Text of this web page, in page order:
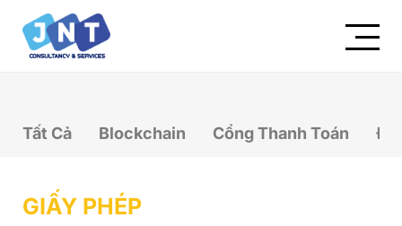
Tất Cả Blockchain Cổng Thanh Toán
GIẤY PHÉP